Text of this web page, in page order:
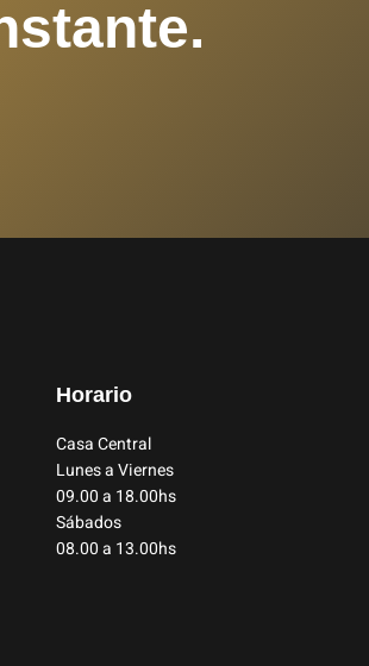
Horario
Casa Central
Lunes a Viernes
09.00 a 18.00hs
Sábados
08.00 a 13.00hs